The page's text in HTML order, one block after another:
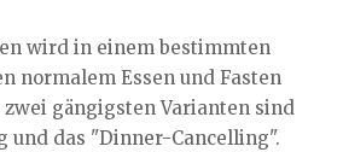
wird in einem bestimmten
normalem Essen und Fasten
zwei gängigsten Varianten sind
und das "Dinner-Cancelling".